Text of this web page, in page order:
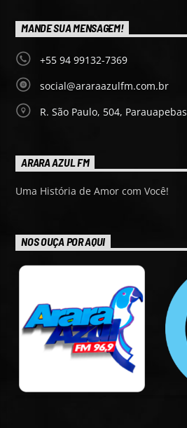
MANDE SUA MENSAGEM!
+55 94 99132-7369
social@araraazulfm.com.br
R. São Paulo, 504, Parauapebas
ARARA AZUL FM
Uma História de Amor com Você!
NOS OUÇA POR AQUI